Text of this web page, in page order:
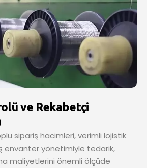
ve Rekabetçi
sipariş hacimleri, verimli lojistik
envanter yönetimiyle tedarik,
maliyetlerini önemli ölçüde